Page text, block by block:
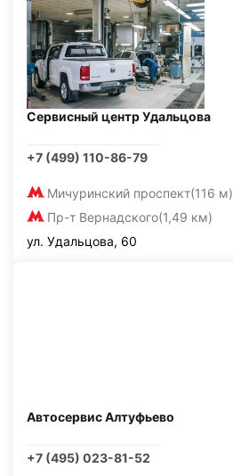
Сервисный центр Удальцова
+7 (499) 110-86-79
Мичуринский проспект(116 м)
Пр-т Вернадского(1,49 км)
ул. Удальцова, 60
Автосервис Алтуфьево
+7 (495) 023-81-52